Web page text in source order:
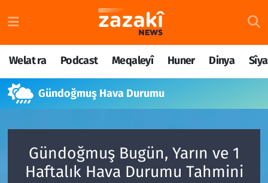
Welat ra Podcast Meqaleyî Huner Dinya
Gündoğmuş Hava Durumu
Gündoğmuş Bugün, Yarın ve 1
Haftalık Hava Durumu Tahmini
Welat ra
Podcast
Meqaleyî
Dinya
Nöbetçi Eczaneler
Hava Durumu
Namaz Vakitleri
Süper Lig Puan Durumu ve Fikstür